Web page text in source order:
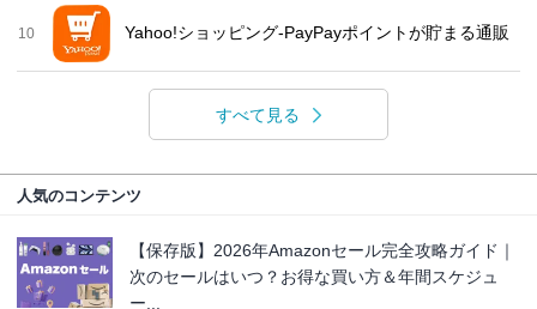
10 Yahoo!ショッピング-PayPayポイントが貯まる通販
すべて見る
人気のコンテンツ
【保存版】2026年Amazonセール完全攻略ガイド｜
次のセールはいつ？お得な買い方＆年間スケジュ
ー...